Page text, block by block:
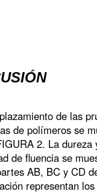
de las
de polímeros se
2. La
de fluencia se
AB, BC y CD
representan